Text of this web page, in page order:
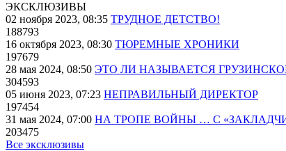
ЭКСКЛЮЗИВЫ
02 ноября 2023, 08:35 ТРУДНОЕ ДЕТСТВО!
188793
16 октября 2023, 08:30 ТЮРЕМНЫЕ ХРОНИКИ
197679
28 мая 2024, 08:50 ЭТО ЛИ НАЗЫВАЕТСЯ
304593
05 июня 2023, 07:23 НЕПРАВИЛЬНЫЙ ДИРЕКТОР
197454
31 мая 2024, 07:00 НА ТРОПЕ ВОЙНЫ … С
203475
Все эксклюзивы